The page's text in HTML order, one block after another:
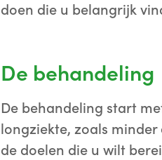
doen die u belangrijk
De behandeling
De behandeling start
longziekte, zoals
de doelen die u wilt